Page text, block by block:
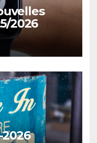
2026